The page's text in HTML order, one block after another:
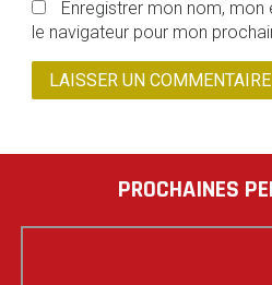
Enregistrer mon nom,
le navigateur pour mon
PROCHAINES